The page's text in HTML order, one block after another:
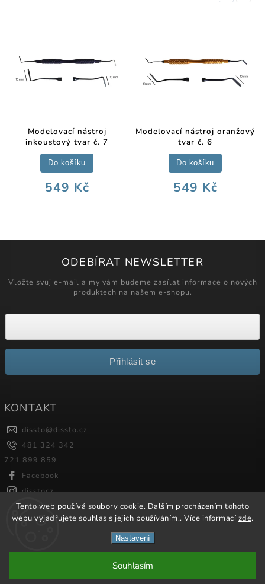
Tento web používá soubory cookie. Dalším procházením tohoto
webu vyjadřujete souhlas s jejich používáním.. Více informacízde.
Nastavení
Souhlasím
Modelovací nástroj
inkoustový tvar č. 7
549 Kč
Do košíku
Modelovací nástroj oranžový
tvar č. 6
549 Kč
Do košíku
ODEBÍRAT NEWSLETTER
Vložte svůj e-mail a my vám budeme zasílat informace o nových
produktech na našem e-shopu.
Přihlásit se
KONTAKT
dissto@dissto.cz
481 324 342
721 899 859
Facebook
disstocz
Shoptet| Design